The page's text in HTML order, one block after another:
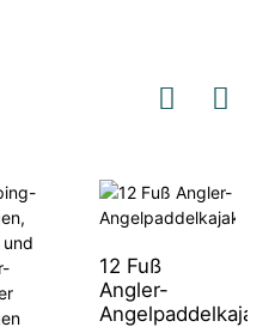
12 Fuß
Angler-
Angelpaddelkajak